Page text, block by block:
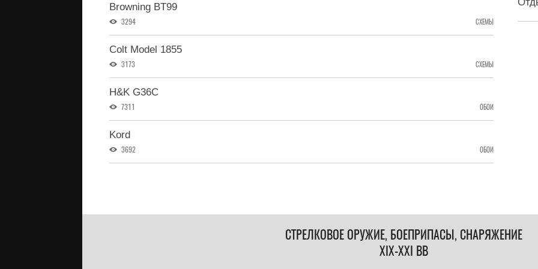
Browning BT99
3294 СХЕМЫ
Colt Model 1855
3173 СХЕМЫ
H&K G36C
7311 ОБОИ
Kord
3692 ОБОИ
СТРЕЛКОВОЕ ОРУЖИЕ, БОЕПРИПАСЫ, СНАРЯЖЕНИЕ
XIX-XXI ВВ